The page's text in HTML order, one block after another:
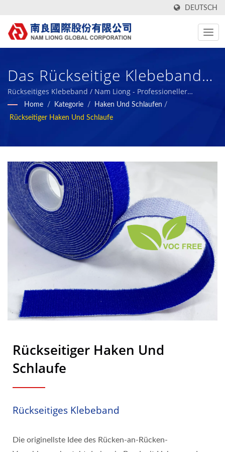
DEUTSCH
Das Rückseitige Klebeband
Ist Ein Produkt Mit
Haken-/Schlaufen- Oder
Professioneller Hersteller
Von Polymeren
Schaumverbundstoffen.
Rückseitiges Klebeband / Nam Liong - Professioneller
Hersteller von polymeren Schaumverbundstoffen.
Home / Kategorie / Haken Und Schlaufen /
Rückseitiger Haken Und Schlaufe
Rückseitiger Haken Und
Schlaufe
Rückseitiges Klebeband
Die originellste Idee des Rücken-an-Rücken-